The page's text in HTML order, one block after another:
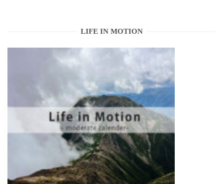
LIFE IN MOTION